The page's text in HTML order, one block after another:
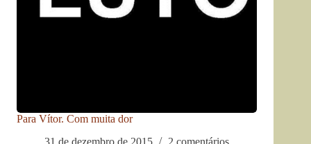
Para Vítor. Com muita dor